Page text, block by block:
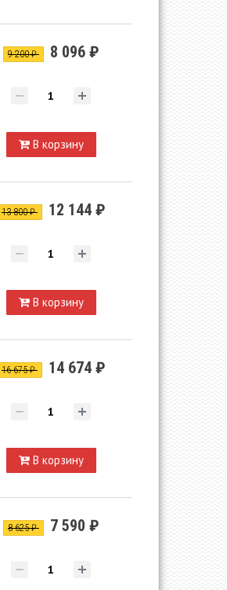
9 200 ₽ 8 096 ₽
В корзину
13 800 ₽ 12 144 ₽
В корзину
16 675 ₽ 14 674 ₽
В корзину
8 625 ₽ 7 590 ₽